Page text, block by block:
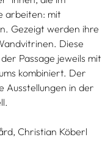
arbeiten: mit
Gezeigt werden ihre
Diese
Passage jeweils mit
kombiniert. Der
Ausstellungen in der
Christian Köberl